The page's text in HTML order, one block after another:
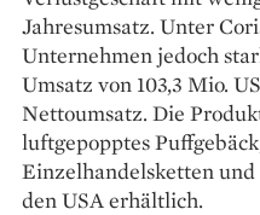
Jahresumsatz. Unter
Unternehmen jedoch
Umsatz von 103,3 Mio.
Nettoumsatz. Die
luftgepopptes
Einzelhandelsketten
den USA erhältlich.